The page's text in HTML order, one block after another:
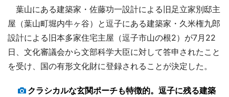
葉山にある建築家・佐藤功一設計による旧足立家別邸主
屋（葉山町堀内牛ヶ谷）と逗子にある建築家・久米権九郎
設計による旧本多家住宅主屋（逗子市山の根2）が7月22
日、文化審議会から文部科学大臣に対して答申されたこと
を受け、国の有形文化財に登録されることが決定した。
クラシカルな玄関ポーチも特徴的。逗子に残る建築